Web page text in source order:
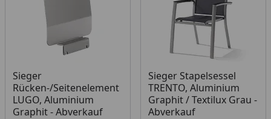
Sieger
Rücken-/Seitenelement
LUGO, Aluminium
Graphit - Abverkauf
Produkt am Lager
Sieger Stapelsessel
TRENTO, Aluminium
Graphit / Textilux Grau -
Abverkauf
Produkt am Lager